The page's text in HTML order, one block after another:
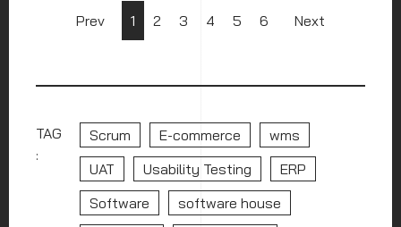
Prev 1 2 3 4 5 6 Next
TAG
:
Scrum E-commerce
wms
UAT
Usability Testing
ERP
Software
software house